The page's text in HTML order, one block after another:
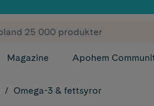
✓ Fri frakt
Magazine Apohem
Omega-3 & fettsyror